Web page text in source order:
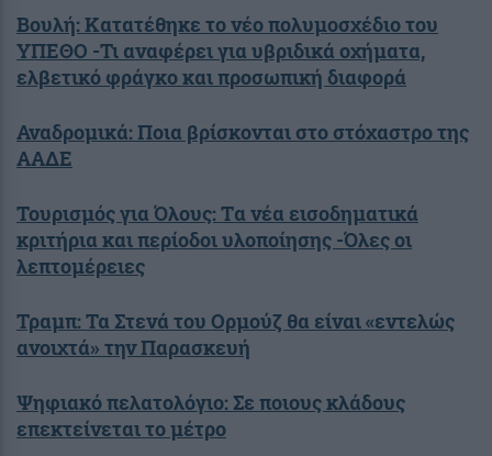
Bουλή: Κατατέθηκε το νέο πολυμοσχέδιο του
ΥΠΕΘΟ -Τι αναφέρει για υβριδικά οχήματα,
ελβετικό φράγκο και προσωπική διαφορά
Αναδρομικά: Ποια βρίσκονται στο στόχαστρο της
ΑΑΔΕ
Τουρισμός για Όλους: Tα νέα εισοδηματικά
κριτήρια και περίοδοι υλοποίησης -Όλες οι
λεπτομέρειες
Τραμπ: Τα Στενά του Ορμούζ θα είναι «εντελώς
ανοιχτά» την Παρασκευή
Ψηφιακό πελατολόγιο: Σε ποιους κλάδους
επεκτείνεται το μέτρο